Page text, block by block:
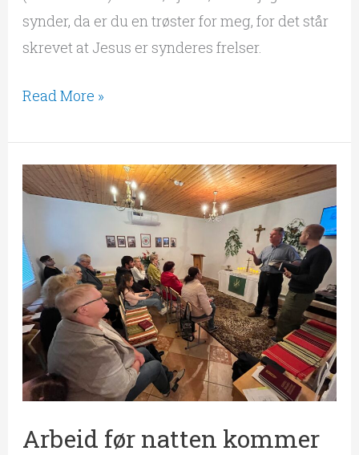
synder, da er du en trøster for meg, for det står
skrevet at Jesus er synderes frelser.
Read More »
Arbeid før natten kommer
Arbeid
kommer